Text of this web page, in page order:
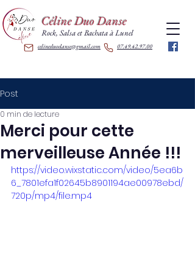
Céline Duo Danse
Rock, Salsa et Bachata à Lunel
07.49.42.97.00
celineduodanse@gmail.com
Post
Merci pour cette
merveilleuse Année !!!
0 min de lecture
https://video.wixstatic.com/video/5ea6b
6_7801efa1f02645b8901194ae00978ebd/
720p/mp4/file.mp4